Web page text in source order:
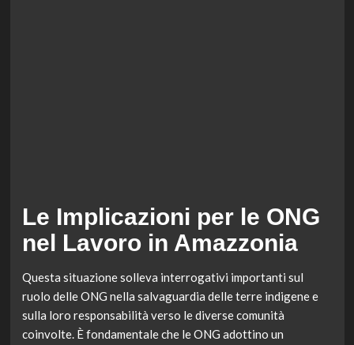
Le Implicazioni per le ONG
nel Lavoro in Amazzonia
Questa situazione solleva interrogativi importanti sul
ruolo delle ONG nella salvaguardia delle terre indigene e
sulla loro responsabilità verso le diverse comunità
coinvolte. È fondamentale che le ONG adottino un